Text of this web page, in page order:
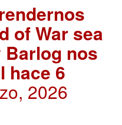
of War sea
nos
hace 6
2026